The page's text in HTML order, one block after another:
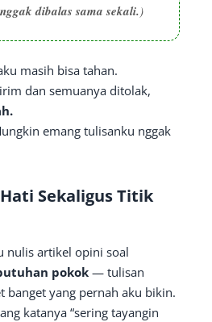
nggak dibalas sama sekali.)
masih bisa tahan.
dan semuanya ditolak,
emang tulisanku nggak
Sekaligus Titik
nulis artikel opini soal
pokok — tulisan
banget yang pernah aku bikin.
katanya “sering tayangin